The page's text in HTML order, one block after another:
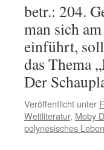
betr.: 204.
man sich
einführt,
das Thema
Der
Veröffentlicht unter
Weltliteratur, Moby
polynesisches Leben